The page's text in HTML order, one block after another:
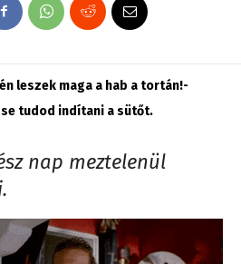
leszek maga a hab a tortán!-
tudod indítani a sütőt.
nap meztelenül